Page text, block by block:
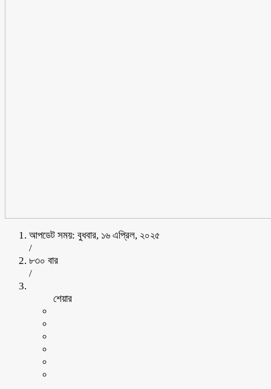
আপডেট সময়: বুধবার, ১৬ এপ্রিল, ২০২৫
/
৮৩০ বার
/
শেয়ার